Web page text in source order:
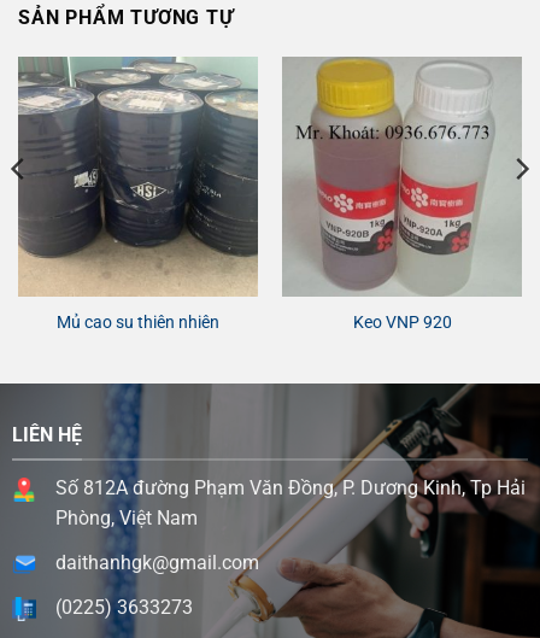
SẢN PHẨM TƯƠNG TỰ
Mủ cao su thiên nhiên Keo VNP 920
LIÊN HỆ
Số 812A đường Phạm Văn Đồng, P. Dương Kinh, Tp Hải
Phòng, Việt Nam
daithanhgk@gmail.com
(0225) 3633273